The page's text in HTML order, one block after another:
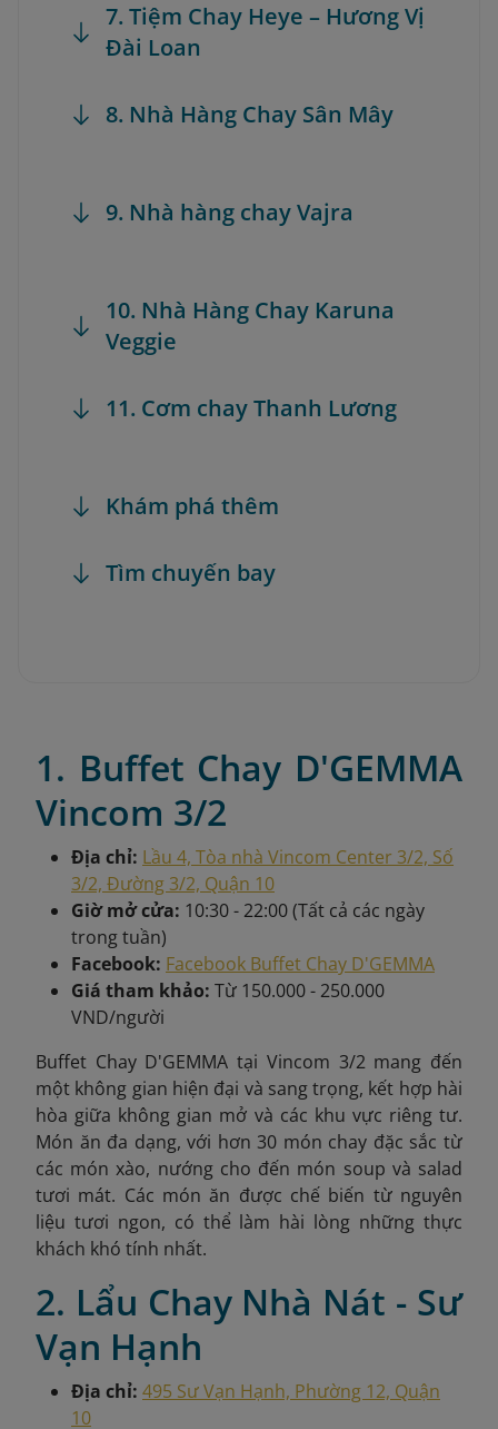
7. Tiệm Chay Heye – Hương Vị
Đài Loan
8. Nhà Hàng Chay Sân Mây
9. Nhà hàng chay Vajra
10. Nhà Hàng Chay Karuna
Veggie
11. Cơm chay Thanh Lương
Khám phá thêm
Tìm chuyến bay
1. Buffet Chay D'GEMMA
Vincom 3/2
Địa chỉ: Lầu 4, Tòa nhà Vincom Center 3/2, Số
3/2, Đường 3/2, Quận 10
Giờ mở cửa: 10:30 - 22:00 (Tất cả các ngày
trong tuần)
Facebook: Facebook Buffet Chay D'GEMMA
Giá tham khảo: Từ 150.000 - 250.000
VND/người
Buffet Chay D'GEMMA tại Vincom 3/2 mang đến
một không gian hiện đại và sang trọng, kết hợp hài
hòa giữa không gian mở và các khu vực riêng tư.
Món ăn đa dạng, với hơn 30 món chay đặc sắc từ
các món xào, nướng cho đến món soup và salad
tươi mát. Các món ăn được chế biến từ nguyên
liệu tươi ngon, có thể làm hài lòng những thực
khách khó tính nhất.
2. Lẩu Chay Nhà Nát - Sư
Vạn Hạnh
Địa chỉ: 495 Sư Vạn Hạnh, Phường 12, Quận
10